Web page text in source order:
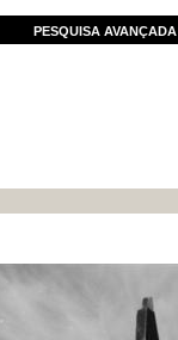
PESQUISA AVANÇADA